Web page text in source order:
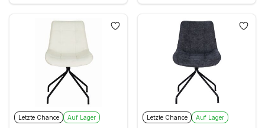
Letzte Chance Auf Lager Letzte Chance Auf Lager